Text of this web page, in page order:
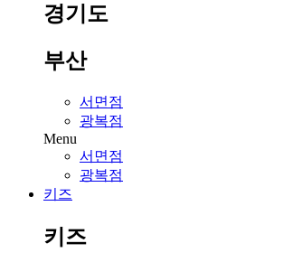
경기도
부산
서면점
광복점
Menu
서면점
광복점
키즈
키즈